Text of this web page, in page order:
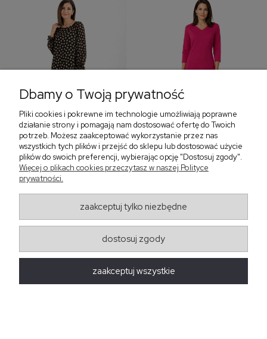
Sukienka z falbaną i
bufiastym rękawem w
405,30 zł
Sukienka z dekoltem w
299,00 zł
‹
Regulaminy
Obsługa zamówień
Dbamy o Twoją prywatność
Pliki cookies i pokrewne im technologie umożliwiają poprawne
działanie strony i pomagają nam dostosować ofertę do Twoich
potrzeb. Możesz zaakceptować wykorzystanie przez nas
wszystkich tych plików i przejść do sklepu lub dostosować użycie
plików do swoich preferencji, wybierając opcję "Dostosuj zgody".
Więcej o plikach cookies przeczytasz w naszej Polityce
prywatności.
zaakceptuj tylko niezbędne
dostosuj zgody
zaakceptuj wszystkie